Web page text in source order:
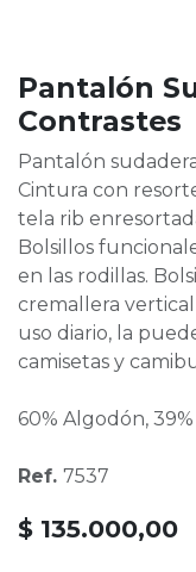
Pantalón
Contrastes
Pantalón
Cintura con
tela rib
Bolsillos
en las rodillas.
cremallera
uso diario, la
camisetas y
60% Algodón,
Ref. 7537
$ 135.000,00